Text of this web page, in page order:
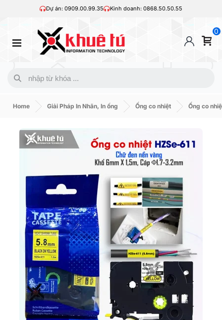
Dự án: 0909.00.99.35 Kinh doanh: 0868.50.50.55
0
Home Giải Pháp In Nhãn, In ống Ống co nhiệt Ống co